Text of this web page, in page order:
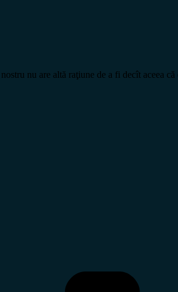
nu are altă raţiune de a fi decît aceea că